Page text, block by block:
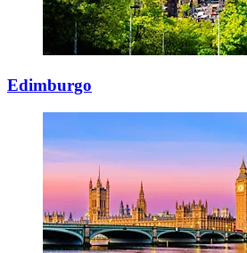
Edimburgo